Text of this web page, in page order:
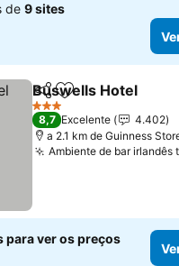
de 9 sites
PartilharAdicionar aos
Buswells Hotel
3 Estrelas
8,7 Excelente
4.402
a 2.1 km de Guinness
Ambiente de bar irlandês
para ver os preços